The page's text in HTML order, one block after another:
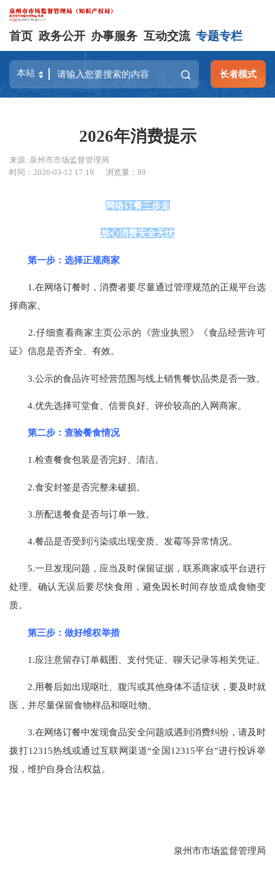
首页 政务公开 办事服务 互动交流 专题专栏
长者模式
2026年消费提示
来源 :泉州市市场监督管理局
时间：2026-03-12 17:19
浏览量：89
网络订餐三步走
放心消费安全无忧
第一步：选择正规商家
1.在网络订餐时，消费者要尽量通过管理规范的正规平台选
择商家。
2.仔细查看商家主页公示的《营业执照》《食品经营许可
证》信息是否齐全、有效。
3.公示的食品许可经营范围与线上销售餐饮品类是否一致。
4.优先选择可堂食、信誉良好、评价较高的入网商家。
第二步：查验餐食情况
1.检查餐食包装是否完好、清洁。
2.食安封签是否完整未破损。
3.所配送餐食是否与订单一致。
4.餐品是否受到污染或出现变质、发霉等异常情况。
5.一旦发现问题，应当及时保留证据，联系商家或平台进行
处理。确认无误后要尽快食用，避免因长时间存放造成食物变
质。
第三步：做好维权举措
1.应注意留存订单截图、支付凭证、聊天记录等相关凭证。
2.用餐后如出现呕吐、腹泻或其他身体不适症状，要及时就
医，并尽量保留食物样品和呕吐物。
3.在网络订餐中发现食品安全问题或遇到消费纠纷，请及时
拨打12315热线或通过互联网渠道“全国12315平台”进行投诉举
报，维护自身合法权益。
泉州市市场监督管理局